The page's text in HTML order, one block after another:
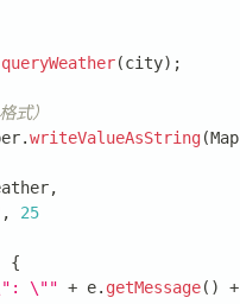
queryWeather(city) ;
式）
.writeValueAsString(Map
,
,
25
{
\"" + e. getMessage( ) +